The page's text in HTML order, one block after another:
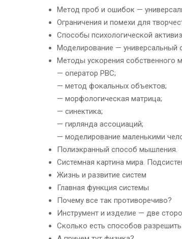
Метод проб и ошибок —
Ограничения и помехи для
Способы психологической
Моделирование — универсальный
Методы ускорения собственного
— оператор РВС;
— метод фокальных объектов;
— морфологическая матрица;
— синектика;
— гирлянда ассоциаций;
— моделирование маленькими
Полиэкранный способ мышления.
Системная картина мира.
Жизнь и развитие систем
Главная функция системы
Почему все так противоречиво?
Инструмент и изделие — две
Сколько есть способов